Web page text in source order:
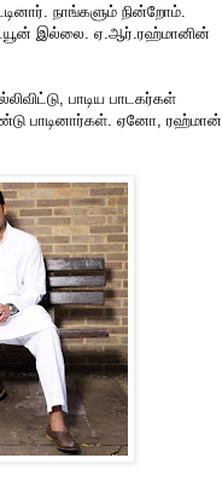
நாங்களும் நின்றோம்.
இல்லை. ஏ.ஆர்.ரஹ்மானின்
பாடிய பாடகர்கள்
பாடினார்கள். ஏனோ, ரஹ்மான்